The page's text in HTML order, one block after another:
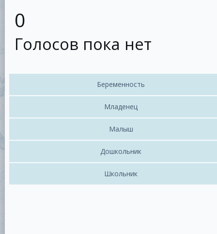
0
Голосов пока нет
Беременность
Младенец
Малыш
Дошкольник
Школьник